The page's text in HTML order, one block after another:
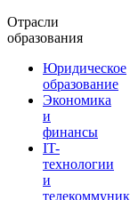
Отрасли
образования
Юридическое
образование
Экономика
и
финансы
IT-
технологии
и